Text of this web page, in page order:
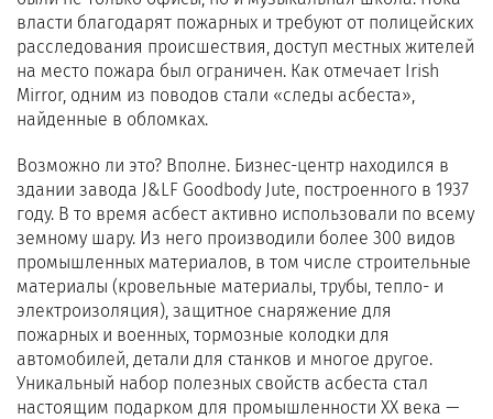
власти благодарят пожарных и требуют от полицейских
расследования происшествия, доступ местных жителей
на место пожара был ограничен. Как отмечает Irish
Mirror, одним из поводов стали «следы асбеста»,
найденные в обломках.
Возможно ли это? Вполне. Бизнес-центр находился в
здании завода J&LF Goodbody Jute, построенного в 1937
году. В то время асбест активно использовали по всему
земному шару. Из него производили более 300 видов
промышленных материалов, в том числе строительные
материалы (кровельные материалы, трубы, тепло- и
электроизоляция), защитное снаряжение для
пожарных и военных, тормозные колодки для
автомобилей, детали для станков и многое другое.
Уникальный набор полезных свойств асбеста стал
настоящим подарком для промышленности XX века —